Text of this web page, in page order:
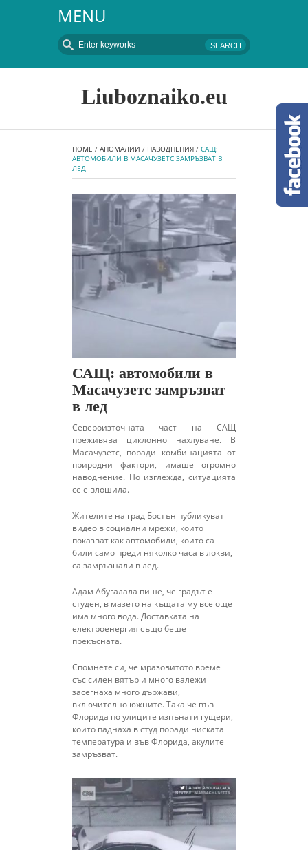
MENU
Liuboznaiko.eu
HOME / АНОМАЛИИ / НАВОДНЕНИЯ / САЩ:
АВТОМОБИЛИ В МАСАЧУЗЕТС ЗАМРЪЗВАТ В
ЛЕД
САЩ: автомобили в
Масачузетс замръзват
в лед
Североизточната част на САЩ
преживява циклонно нахлуване. В
Масачузетс, поради комбинацията от
природни фактори, имаше огромно
наводнение. Но изглежда, ситуацията
се е влошила.
Жителите на град Бостън публикуват
видео в социални мрежи, които
показват как автомобили, които са
били само преди няколко часа в локви,
са замръзнали в лед.
Адам Абугалала пише, че градът е
студен, в мазето на къщата му все още
има много вода. Доставката на
електроенергия също беше
прекъсната.
Спомнете си, че мразовитото време
със силен вятър и много валежи
засегнаха много държави,
включително южните. Така че във
Флорида по улиците изпънати гущери,
които паднаха в студ поради ниската
температура и във Флорида, акулите
замръзват.